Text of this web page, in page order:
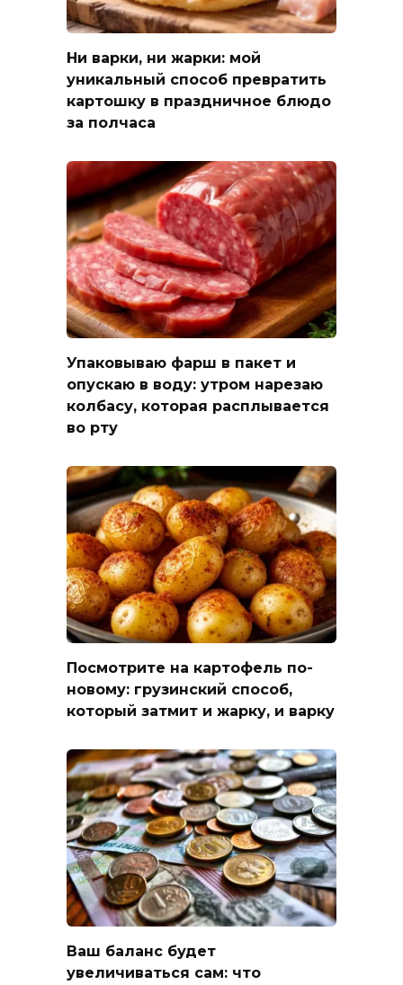
Ни варки, ни жарки: мой
уникальный способ превратить
картошку в праздничное блюдо
за полчаса
Упаковываю фарш в пакет и
опускаю в воду: утром нарезаю
колбасу, которая расплывается
во рту
Посмотрите на картофель по-
новому: грузинский способ,
который затмит и жарку, и варку
Ваш баланс будет
увеличиваться сам: что